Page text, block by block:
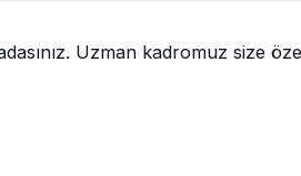
Uzman kadromuz size